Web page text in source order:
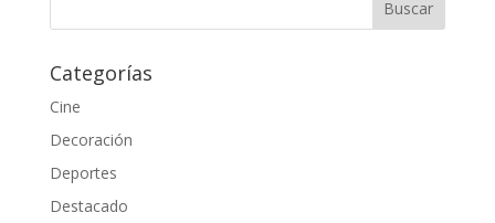
Categorías
Cine
Decoración
Deportes
Destacado